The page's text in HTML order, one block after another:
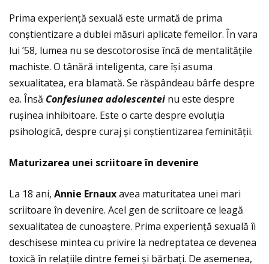
Prima experienţă sexuală este urmată de prima
conștientizare a dublei măsuri aplicate femeilor. În vara
lui ’58, lumea nu se descotorosise încă de mentalităţile
machiste. O tânără inteligenta, care își asuma
sexualitatea, era blamată. Se răspândeau bârfe despre
ea. Însă Confesiunea adolescentei nu este despre
rușinea inhibitoare. Este o carte despre evoluţia
psihologică, despre curaj și conștientizarea feminităţii.
Maturizarea unei scriitoareîn devenire
La 18 ani, Annie Ernauxavea maturitatea unei mari
scriitoare în devenire. Acel gen de scriitoare ce leagă
sexualitatea de cunoaștere. Prima experienţă sexuală îi
deschisese mintea cu privire la nedreptatea ce devenea
toxică în relaţiile dintre femei și bărbaţi. De asemenea,